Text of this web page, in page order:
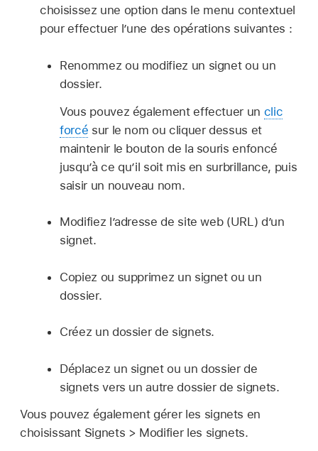
choisissez une option dans le menu contextuel
pour effectuer l’une des opérations suivantes :
Renommez ou modifiez un signet ou un
dossier.
Vous pouvez également effectuer un clic
forcé sur le nom ou cliquer dessus et
maintenir le bouton de la souris enfoncé
jusqu’à ce qu’il soit mis en surbrillance, puis
saisir un nouveau nom.
Modifiez l’adresse de site web (URL) d’un
signet.
Copiez ou supprimez un signet ou un
dossier.
Créez un dossier de signets.
Déplacez un signet ou un dossier de
signets vers un autre dossier de signets.
Vous pouvez également gérer les signets en
choisissant Signets > Modifier les signets.